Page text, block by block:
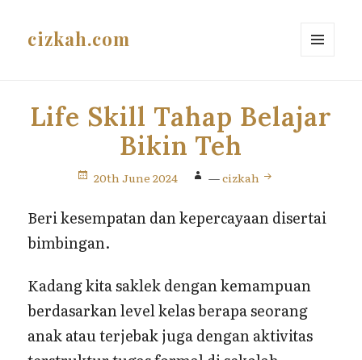
cizkah.com
Life Skill Tahap Belajar
Bikin Teh
20th June 2024 —cizkah
Beri kesempatan dan kepercayaan disertai
bimbingan.
Kadang kita saklek dengan kemampuan
berdasarkan level kelas berapa seorang
anak atau terjebak juga dengan aktivitas